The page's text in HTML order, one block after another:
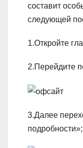
составит
следующей
1.Откройте
2.Перейдите
3.Далее
подробности»;